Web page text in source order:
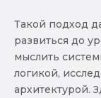
Такой подход
развиться до
мыслить
логикой,
архитектурой.